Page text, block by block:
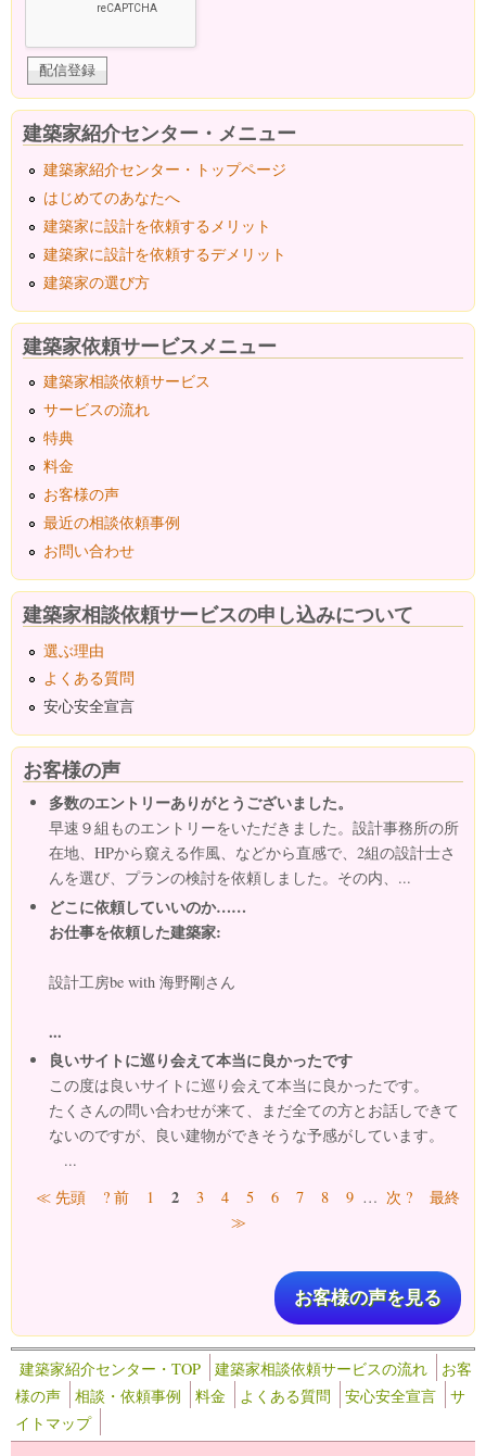
建築家紹介センター・メニュー
建築家紹介センター・トップページ
はじめてのあなたへ
建築家に設計を依頼するメリット
建築家に設計を依頼するデメリット
建築家の選び方
建築家依頼サービスメニュー
建築家相談依頼サービス
サービスの流れ
特典
料金
お客様の声
最近の相談依頼事例
お問い合わせ
建築家相談依頼サービスの申し込みについて
選ぶ理由
よくある質問
安心安全宣言
お客様の声
多数のエントリーありがとうございました。
早速９組ものエントリーをいただきました。設計事務所の所
在地、HPから窺える作風、などから直感で、2組の設計士さ
んを選び、プランの検討を依頼しました。その内、...
どこに依頼していいのか……
お仕事を依頼した建築家:
設計工房be with 海野剛さん
...
良いサイトに巡り会えて本当に良かったです
この度は良いサイトに巡り会えて本当に良かったです。
たくさんの問い合わせが来て、まだ全ての方とお話しできて
ないのですが、良い建物ができそうな予感がしています。
...
ページ
≪ 先頭 ? 前 1 2 3 4 5 6 7 8 9 … 次 ?
最終
≫
お客様の声を見る
建築家紹介センター・TOP 建築家相談依頼サービスの流れ
お客
様の声
相談・依頼事例 料金 よくある質問 安心安全宣言
サ
イトマップ